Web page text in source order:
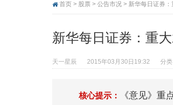
首页 > 股票 > 公告市况 > 新华每日证券
新华每日证券：重
天一星辰 2015年03月30日19:32 分类
核心提示：
《意见》重